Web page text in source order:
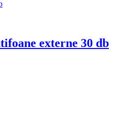
externe 30 db